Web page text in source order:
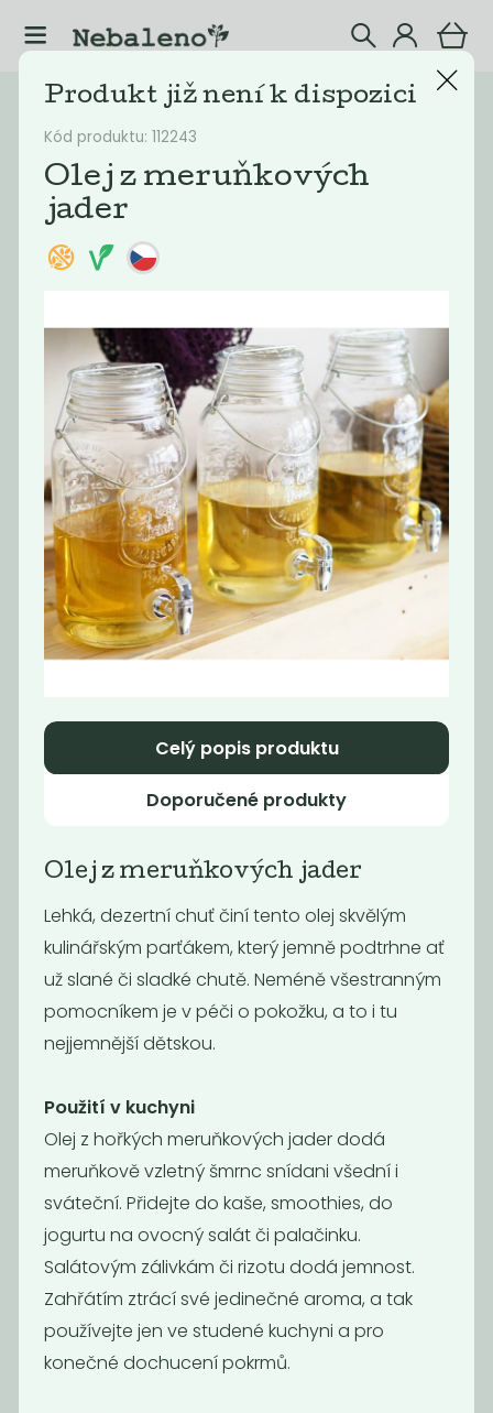
Katalog Potraviny
Filtrovat produkty
Doporučené
Ocet lihový 10%
55 Kč / Kg
Jablečný ocet
59Kč/ Kg
červený 6%
60Kč/ Kg
6%
65Kč/ Kg
Bio
slunečnicový
olej za...
129 Kč/ Kg
BIO Kokosový
dezodorizovaný
259 / Kg
Kód produktu: 112243
Olej z meruňkových
jader
Produkt již není k dispozici
Celý popis produktu
Doporučené produkty
Olej z meruňkových jader
Lehká, dezertní chuť činí tento olej skvělým
kulinářským parťákem, který jemně podtrhne ať
už slané či sladké chutě. Neméně všestranným
pomocníkem je v péči o pokožku, a to i tu
nejjemnější dětskou.
Použití v kuchyni
Olej z hořkých meruňkových jader dodá
meruňkově vzletný šmrnc snídani všední i
sváteční. Přidejte do kaše, smoothies, do
jogurtu na ovocný salát či palačinku.
Salátovým zálivkám či rizotu dodá jemnost.
Zahřátím ztrácí své jedinečné aroma, a tak
používejte jen ve studené kuchyni a pro
konečné dochucení pokrmů.